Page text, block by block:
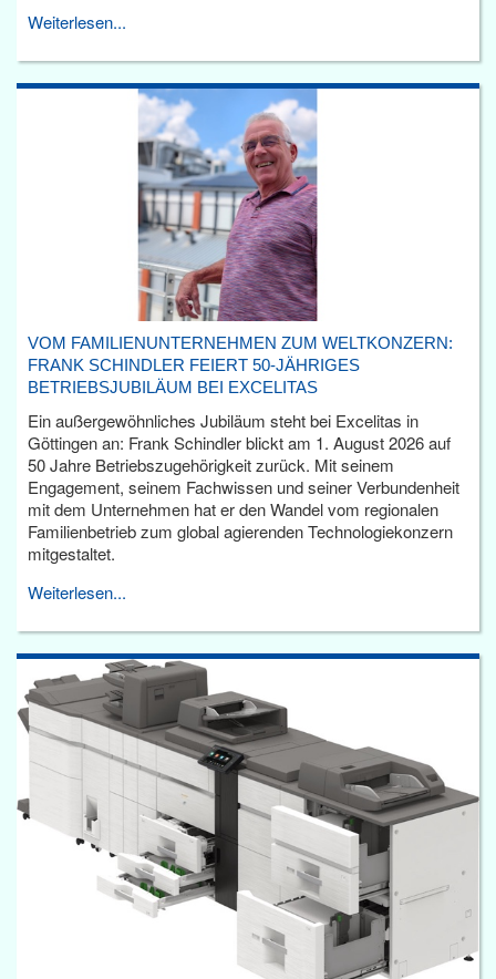
Weiterlesen...
VOM FAMILIENUNTERNEHMEN ZUM WELTKONZERN:
FRANK SCHINDLER FEIERT 50-JÄHRIGES
BETRIEBSJUBILÄUM BEI EXCELITAS
Ein außergewöhnliches Jubiläum steht bei Excelitas in
Göttingen an: Frank Schindler blickt am 1. August 2026 auf
50 Jahre Betriebszugehörigkeit zurück. Mit seinem
Engagement, seinem Fachwissen und seiner Verbundenheit
mit dem Unternehmen hat er den Wandel vom regionalen
Familienbetrieb zum global agierenden Technologiekonzern
mitgestaltet.
Weiterlesen...